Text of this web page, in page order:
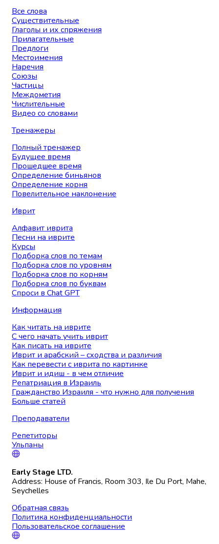
Все слова
Существительные
Глаголы и их спряжения
Прилагательные
Предлоги
Местоимения
Наречия
Союзы
Частицы
Междометия
Числительные
Видео со словами
Тренажеры
Полный тренажер
Будущее время
Прошедшее время
Определение биньянов
Определение корня
Повелительное наклонение
Иврит
Алфавит иврита
Песни на иврите
Курсы
Подборка слов по темам
Подборка слов по уровням
Подборка слов по корням
Подборка слов по буквам
Спроси в Chat GPT
Информация
Как читать на иврите
С чего начать учить иврит
Как писать на иврите
Иврит и арабский – сходства и различия
Как перевести с иврита по картинке
Иврит и идиш - в чем отличие
Репатриация в Израиль
Гражданство Израиля - что нужно для получения
Больше статей
Преподаватели
Репетиторы
Ульпаны
Early Stage LTD.
Address: House of Francis, Room 303, Ile Du Port, Mahe,
Seychelles
Обратная связь
Политика конфиденциальности
Пользовательское соглашение